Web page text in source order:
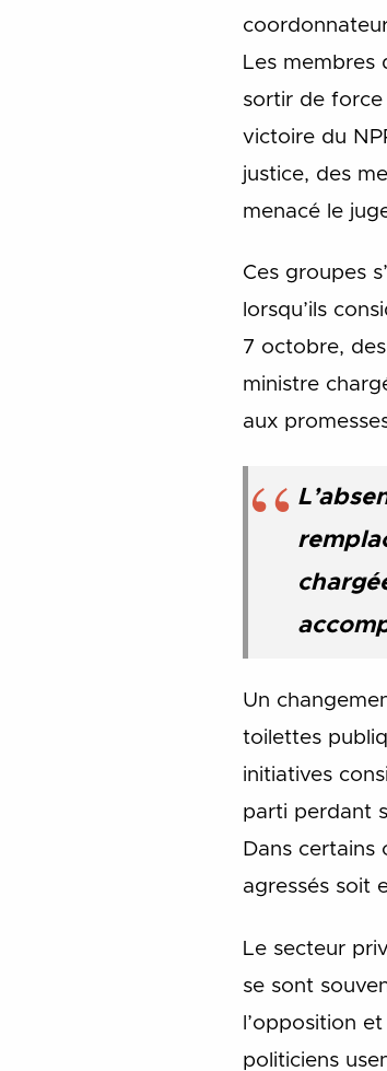
Les membres
sortir de force
victoire du
justice, des
menacé le
Ces groupes
lorsqu’ils
7 octobre,
ministre
aux
Un
toilettes
initiatives
parti perdant
Dans certains
agressés soit
Le secteur
se sont
l’opposition
politiciens